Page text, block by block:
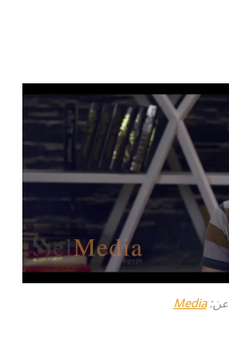
عن:Media